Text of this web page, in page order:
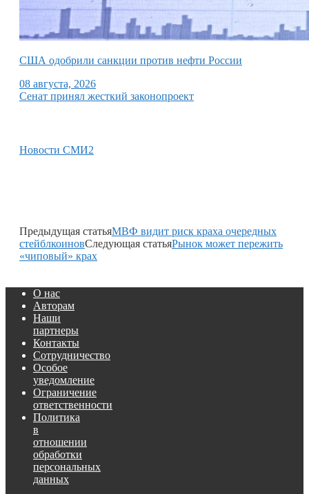
США одобрили санкции против нефти России
08 августа, 2026
Сенат принял жесткий законопроект
Новости СМИ2
Предыдущая статьяМВФ видит риск краха очередных
стейблкоиновСледующая статьяРынок может пережить
«чиповый» крах
О нас
Авторам
Наши
партнеры
Контакты
Сотрудничество
Особое
уведомление
Ограничение
ответственности
Политика
в
отношении
обработки
персональных
данных